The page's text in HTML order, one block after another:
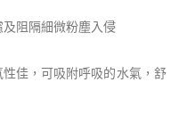
阻隔細微粉塵入侵
佳，可吸附呼吸的水氣，舒